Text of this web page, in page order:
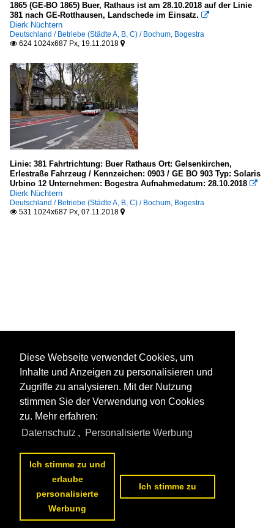
1865 (GE-BO 1865) Buer, Rathaus ist am 28.10.2018 auf der Linie
381 nach GE-Rotthausen, Landschede im Einsatz. 
Dierk Nüchtern
Deutschland / Betriebe (Städte A, B, C) / Bochum, Bogestra
 624 1024x687 Px, 19.11.2018 
Linie: 381 Fahrtrichtung: Buer Rathaus Ort: Gelsenkirchen,
Erlestraße Fahrzeug / Kennzeichen: 0903 / GE BO 903 Typ: Solaris
Urbino 12 Unternehmen: Bogestra Aufnahmedatum: 28.10.2018 
Dierk Nüchtern
Deutschland / Betriebe (Städte A, B, C) / Bochum, Bogestra
 531 1024x687 Px, 07.11.2018 
Diese Webseite verwendet Cookies, um
Inhalte und Anzeigen zu personalisieren und
Zugriffe zu analysieren. Mit der Nutzung
stimmen Sie der Verwendung von Cookies
zu. Mehr erfahren:
Datenschutz , Personalisierte Werbung
Ich stimme zu und
erlaube
personalisierte
Werbung
Ich stimme zu